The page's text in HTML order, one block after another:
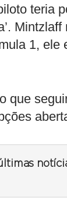
teria
1,
que